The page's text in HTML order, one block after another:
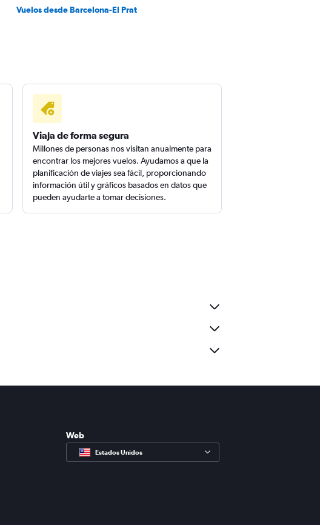
Vuelos desde Barcelona-El Prat
Viaja de forma segura
Millones de personas nos visitan anualmente para
encontrar los mejores vuelos. Ayudamos a que la
planificación de viajes sea fácil, proporcionando
información útil y gráficos basados en datos que
pueden ayudarte a tomar decisiones.
Web
Estados Unidos